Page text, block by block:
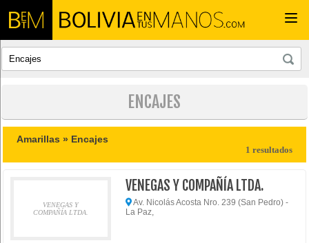
ENCAJES
Amarillas » Encajes
1 resultados
VENEGAS Y
COMPAÑÍA LTDA.
VENEGAS Y COMPAÑÍA LTDA.
Av. Nicolás Acosta Nro. 239 (San Pedro) -
La Paz,